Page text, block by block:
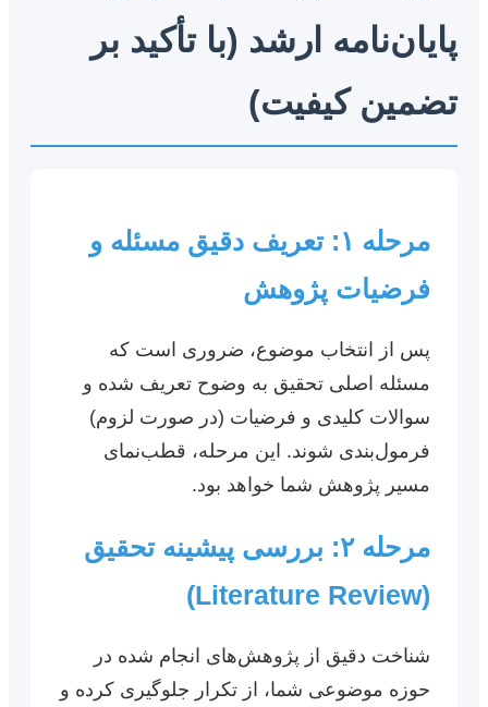
پایان‌نامه ارشد (با تأکید بر
تضمین کیفیت)
مرحله ۱: تعریف دقیق مسئله و
فرضیات پژوهش
پس از انتخاب موضوع، ضروری است که
مسئله اصلی تحقیق به وضوح تعریف شده و
سوالات کلیدی و فرضیات (در صورت لزوم)
فرمول‌بندی شوند. این مرحله، قطب‌نمای
مسیر پژوهش شما خواهد بود.
مرحله ۲: بررسی پیشینه تحقیق
(Literature Review)
شناخت دقیق از پژوهش‌های انجام شده در
حوزه موضوعی شما، از تکرار جلوگیری کرده و